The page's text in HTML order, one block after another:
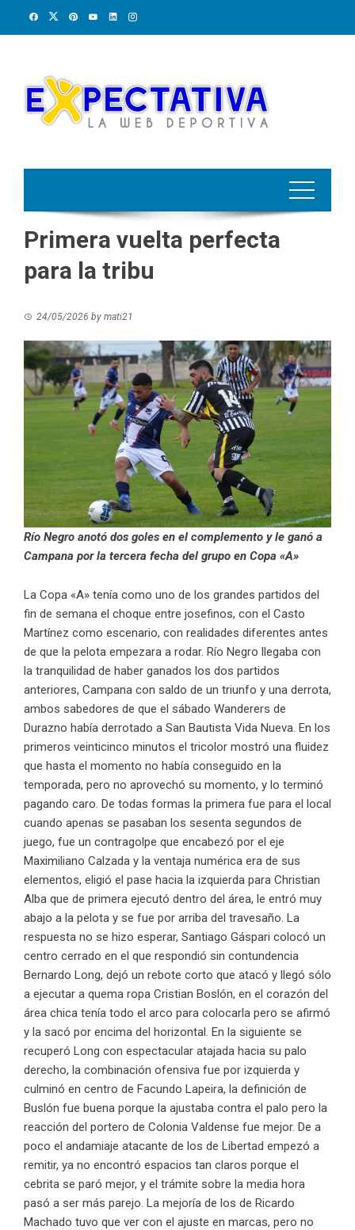
Primera vuelta perfecta
para la tribu
24/05/2026 by mati21
Río Negro anotó dos goles en el complemento y le ganó a
Campana por la tercera fecha del grupo en Copa «A»
La Copa «A» tenía como uno de los grandes partidos del
fin de semana el choque entre josefinos, con el Casto
Martínez como escenario, con realidades diferentes antes
de que la pelota empezara a rodar. Río Negro llegaba con
la tranquilidad de haber ganados los dos partidos
anteriores, Campana con saldo de un triunfo y una derrota,
ambos sabedores de que el sábado Wanderers de
Durazno había derrotado a San Bautista Vida Nueva. En los
primeros veinticinco minutos el tricolor mostró una fluidez
que hasta el momento no había conseguido en la
temporada, pero no aprovechó su momento, y lo terminó
pagando caro. De todas formas la primera fue para el local
cuando apenas se pasaban los sesenta segundos de
juego, fue un contragolpe que encabezó por el eje
Maximiliano Calzada y la ventaja numérica era de sus
elementos, eligió el pase hacia la izquierda para Christian
Alba que de primera ejecutó dentro del área, le entró muy
abajo a la pelota y se fue por arriba del travesaño. La
respuesta no se hizo esperar, Santiago Gáspari colocó un
centro cerrado en el que respondió sin contundencia
Bernardo Long, dejó un rebote corto que atacó y llegó sólo
a ejecutar a quema ropa Cristian Boslón, en el corazón del
área chica tenía todo el arco para colocarla pero se afirmó
y la sacó por encima del horizontal. En la siguiente se
recuperó Long con espectacular atajada hacia su palo
derecho, la combinación ofensiva fue por izquierda y
culminó en centro de Facundo Lapeira, la definición de
Buslón fue buena porque la ajustaba contra el palo pero la
reacción del portero de Colonia Valdense fue mejor. De a
poco el andamiaje atacante de los de Libertad empezó a
remitir, ya no encontró espacios tan claros porque el
cebrita se paró mejor, y el trámite sobre la media hora
pasó a ser más parejo. La mejoría de los de Ricardo
Machado tuvo que ver con el ajuste en marcas, pero no